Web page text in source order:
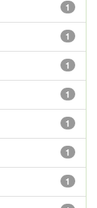
1
1
1
1
1
1
1